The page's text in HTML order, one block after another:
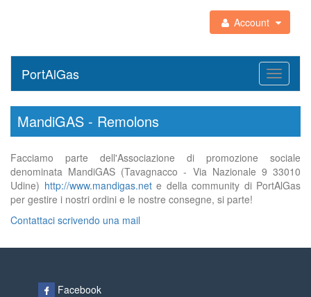
Account
Toggle
PortAlGas
MandiGAS - Remolons
Facciamo parte dell'Associazione di promozione sociale
denominata MandiGAS (Tavagnacco - Via Nazionale 9 33010
Udine) http://www.mandigas.nete della community di PortAlGas
per gestire i nostri ordini e le nostre consegne, si parte!
Contattaci scrivendo una mail
Facebook